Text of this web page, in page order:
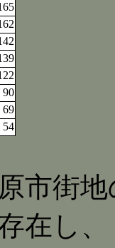
90
69
54
市街
在し、